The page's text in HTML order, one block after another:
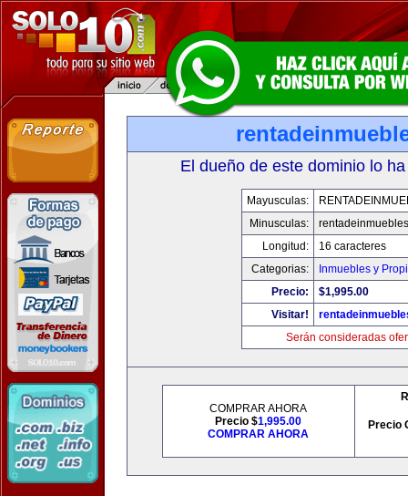
El dueño de este dominio lo
Mayusculas:
Minusculas:
Longitud:
16 caracteres
Categorias:
Inmuebles y
Precio:
$1,995.00
Visitar!
Serán consideradas
COMPRAR AHORA
Precio $1,995.00
COMPRAR AHORA
Precio